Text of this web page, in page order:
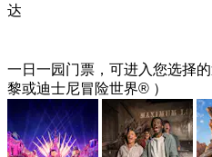
达
一日一园门票，可进入您选择
黎或迪士尼冒险世界® ）